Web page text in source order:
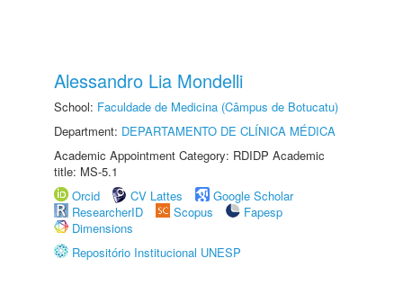
Alessandro Lia Mondelli
School: Faculdade de Medicina (Câmpus de Botucatu)
Department: DEPARTAMENTO DE CLÍNICA MÉDICA
Academic Appointment Category: RDIDP Academic
title: MS-5.1
Orcid
CV Lattes
Google Scholar
ResearcherID
Scopus
Fapesp
Dimensions
Repositório Institucional UNESP